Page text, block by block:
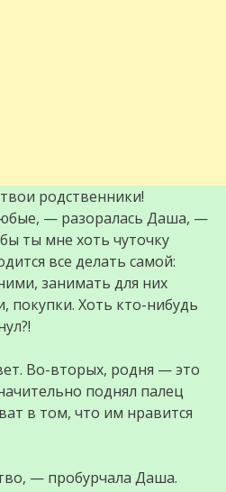
родственники!
— разоралась Даша, —
ты мне хоть чуточку
все делать самой:
занимать для них
покупки. Хоть кто-нибудь
Во-вторых, родня — это
поднял палец
в том, что им нравится
— пробурчала Даша.